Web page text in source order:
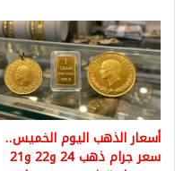
أسعار الذهب اليوم الخميس..
سعر جرام ذهب 24 و22 و21